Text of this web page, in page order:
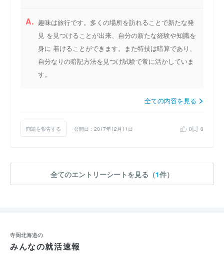
A. 趣味は旅行です。多くの場所を訪れることで新たな発
見 を見つけることが出来、自分の新たな経験や知識を
身に 着けることができます。また特技は暗算であり、
自分なりの暗記方法を見つけ試験で常に活かしていま
す。
全ての内容を見る
問題を報告する 公開日：2017年12月11日 0 0
全てのエントリーシートを見る（1件）
寺岡北海道の
みんなの就活速報